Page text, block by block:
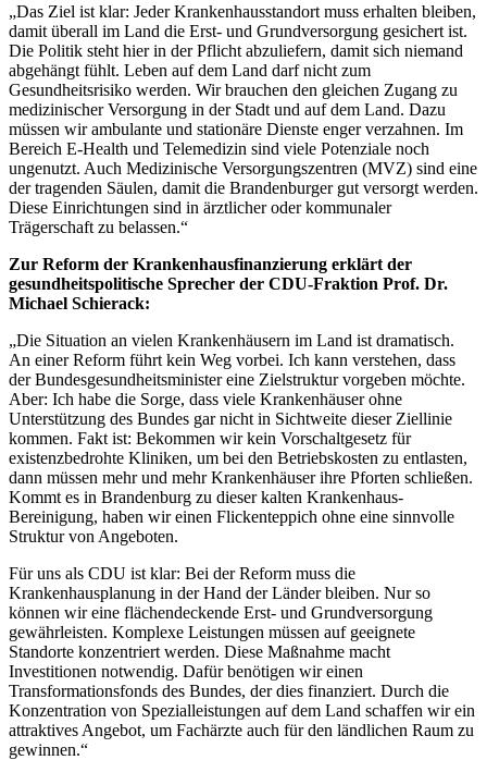
„Das Ziel ist klar: Jeder Krankenhausstandort muss erhalten bleiben,
damit überall im Land die Erst- und Grundversorgung gesichert ist.
Die Politik steht hier in der Pflicht abzuliefern, damit sich niemand
abgehängt fühlt. Leben auf dem Land darf nicht zum
Gesundheitsrisiko werden. Wir brauchen den gleichen Zugang zu
medizinischer Versorgung in der Stadt und auf dem Land. Dazu
müssen wir ambulante und stationäre Dienste enger verzahnen. Im
Bereich E-Health und Telemedizin sind viele Potenziale noch
ungenutzt. Auch Medizinische Versorgungszentren (MVZ) sind eine
der tragenden Säulen, damit die Brandenburger gut versorgt werden.
Diese Einrichtungen sind in ärztlicher oder kommunaler
Trägerschaft zu belassen.“
Zur Reform der Krankenhausfinanzierung erklärt der
gesundheitspolitische Sprecher der CDU-Fraktion Prof. Dr.
Michael Schierack:
„Die Situation an vielen Krankenhäusern im Land ist dramatisch.
An einer Reform führt kein Weg vorbei. Ich kann verstehen, dass
der Bundesgesundheitsminister eine Zielstruktur vorgeben möchte.
Aber: Ich habe die Sorge, dass viele Krankenhäuser ohne
Unterstützung des Bundes gar nicht in Sichtweite dieser Ziellinie
kommen. Fakt ist: Bekommen wir kein Vorschaltgesetz für
existenzbedrohte Kliniken, um bei den Betriebskosten zu entlasten,
dann müssen mehr und mehr Krankenhäuser ihre Pforten schließen.
Kommt es in Brandenburg zu dieser kalten Krankenhaus-
Bereinigung, haben wir einen Flickenteppich ohne eine sinnvolle
Struktur von Angeboten.
Für uns als CDU ist klar: Bei der Reform muss die
Krankenhausplanung in der Hand der Länder bleiben. Nur so
können wir eine flächendeckende Erst- und Grundversorgung
gewährleisten. Komplexe Leistungen müssen auf geeignete
Standorte konzentriert werden. Diese Maßnahme macht
Investitionen notwendig. Dafür benötigen wir einen
Transformationsfonds des Bundes, der dies finanziert. Durch die
Konzentration von Spezialleistungen auf dem Land schaffen wir ein
attraktives Angebot, um Fachärzte auch für den ländlichen Raum zu
gewinnen.“